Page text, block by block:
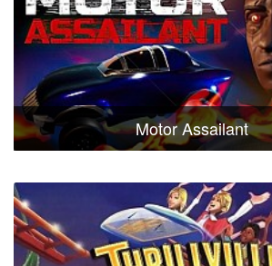
Motor Assailant